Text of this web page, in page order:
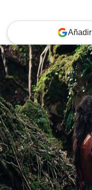
Añadir